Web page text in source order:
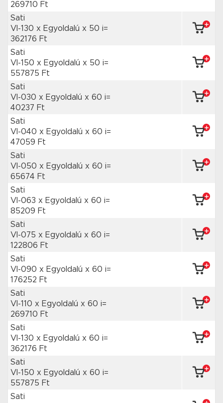
269710 Ft
Sati
VI-130 x Egyoldalú x 50 i=
362176 Ft
Sati
VI-150 x Egyoldalú x 50 i=
557875 Ft
Sati
VI-030 x Egyoldalú x 60 i=
40237 Ft
Sati
VI-040 x Egyoldalú x 60 i=
47059 Ft
Sati
VI-050 x Egyoldalú x 60 i=
65674 Ft
Sati
VI-063 x Egyoldalú x 60 i=
85209 Ft
Sati
VI-075 x Egyoldalú x 60 i=
122806 Ft
Sati
VI-090 x Egyoldalú x 60 i=
176252 Ft
Sati
VI-110 x Egyoldalú x 60 i=
269710 Ft
Sati
VI-130 x Egyoldalú x 60 i=
362176 Ft
Sati
VI-150 x Egyoldalú x 60 i=
557875 Ft
Sati